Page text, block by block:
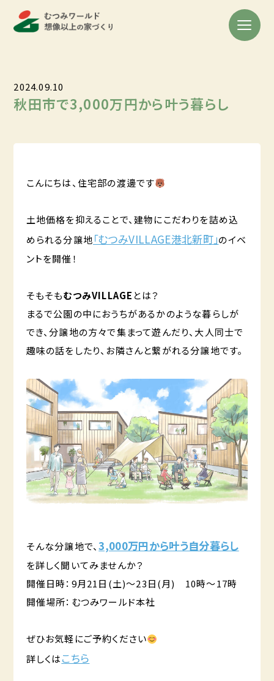
2024.09.10
秋田市で3,000万円から叶う暮らし
こんにちは、住宅部の渡邊です
土地価格を抑えることで、建物にこだわりを詰め込
められる分譲地「むつみVILLAGE港北新町」のイベ
ントを開催！
そもそもむつみVILLAGE とは？
まるで公園の中におうちがあるかのような暮らしが
でき、分譲地の方々で集まって遊んだり、大人同士で
趣味の話をしたり、お隣さんと繋がれる分譲地です。
そんな分譲地で、3,000万円から叶う自分暮らし
を詳しく聞いてみませんか？
開催日時：9月21日(土)～23日(月) 10時～17時
開催場所：むつみワールド本社
ぜひお気軽にご予約ください
詳しくはこちら